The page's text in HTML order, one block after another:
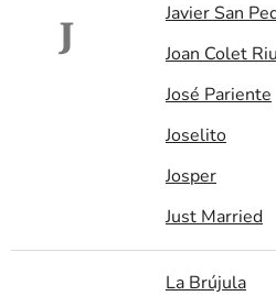
J
Javier San
Joan Colet
José Pariente
Joselito
Josper
Just Married
La Brújula